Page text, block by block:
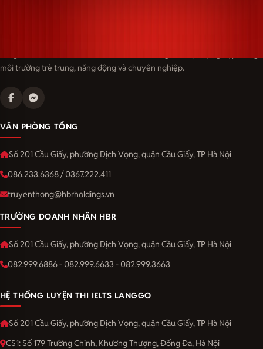
môi trường trẻ trung, năng động và chuyên nghiệp.
VĂN PHÒNG TỔNG
Số 201 Cầu Giấy, phường Dịch Vọng, quận Cầu Giấy, TP Hà Nội
086.233.6368 / 0367.222.411
truyenthong@hbrholdings.vn
TRƯỜNG DOANH NHÂN HBR
Số 201 Cầu Giấy, phường Dịch Vọng, quận Cầu Giấy, TP Hà Nội
082.999.6886 - 082.999.6633 - 082.999.3663
HỆ THỐNG LUYỆN THI IELTS LANGGO
Số 201 Cầu Giấy, phường Dịch Vọng, quận Cầu Giấy, TP Hà Nội
CS1: Số 179 Trường Chinh, Khương Thượng, Đống Đa, Hà Nội